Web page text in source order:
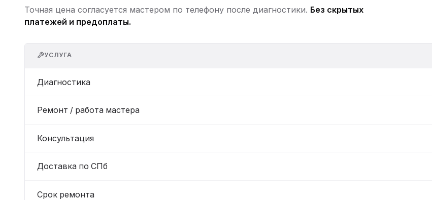
Точная цена согласуется мастером по телефону после диагностики. Без скрытых
платежей и предоплаты.
УСЛУГА
Диагностика
Ремонт / работа мастера
Консультация
Доставка по СПб
Срок ремонта